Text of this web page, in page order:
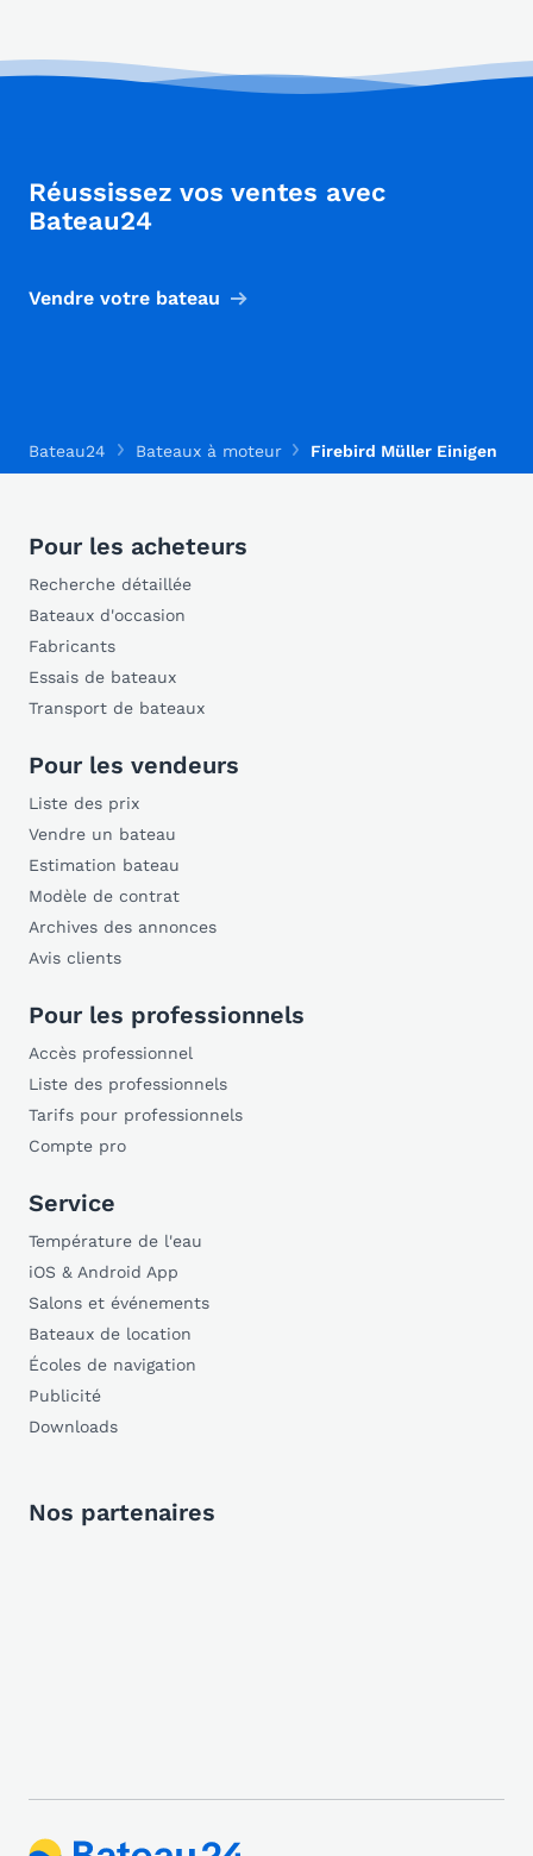
Réussissez vos ventes avec
Bateau24
Vendre votre bateau
Bateau24 Bateaux à moteur Firebird Müller Einigen
Pour les acheteurs
Recherche détaillée
Bateaux d'occasion
Fabricants
Essais de bateaux
Transport de bateaux
Pour les vendeurs
Liste des prix
Vendre un bateau
Estimation bateau
Modèle de contrat
Archives des annonces
Avis clients
Pour les professionnels
Accès professionnel
Liste des professionnels
Tarifs pour professionnels
Compte pro
Service
Température de l'eau
iOS & Android App
Salons et événements
Bateaux de location
Écoles de navigation
Publicité
Downloads
Nos partenaires